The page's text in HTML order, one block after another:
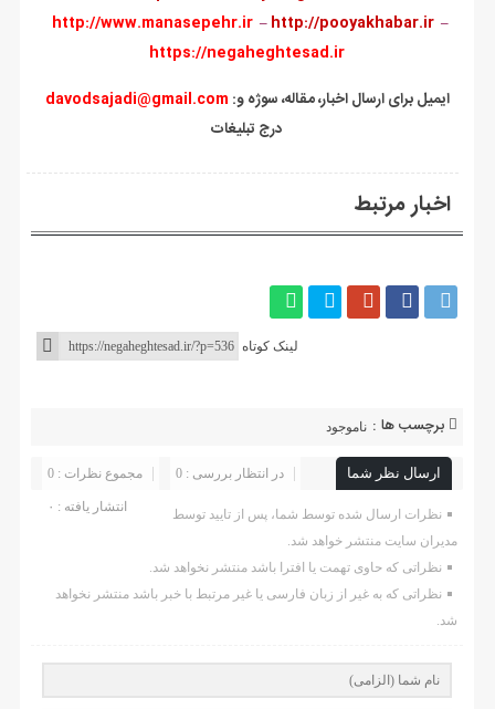
http://www.manasepehr.ir –http://pooyakhabar.ir –
https://negaheghtesad.ir
davodsajadi@gmail.com :ایمیل برای ارسال اخبار، مقاله، سوژه و
درج تبلیغات
اخبار مرتبط
لینک کوتاه
برچسب ها : ناموجود
ارسال نظر شما مجموع نظرات : 0 در انتظار بررسی : 0
انتشار یافته : ۰
نظرات ارسال شده توسط شما، پس از تایید توسط
مدیران سایت منتشر خواهد شد.
نظراتی که حاوی تهمت یا افترا باشد منتشر نخواهد شد.
نظراتی که به غیر از زبان فارسی یا غیر مرتبط با خبر باشد منتشر نخواهد
شد.